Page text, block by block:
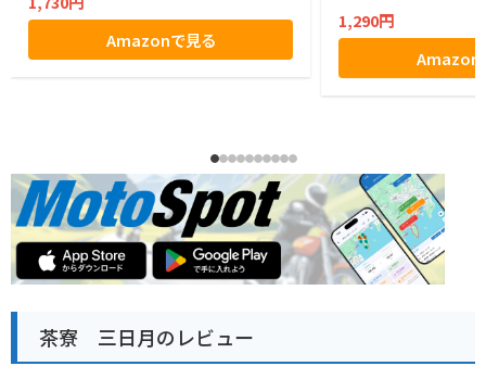
Amazonで見る
1,290円
Amazon
茶寮 三日月のレビュー